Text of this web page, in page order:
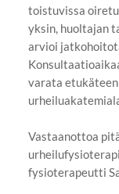
toistuvissa
yksin, huoltajan
arvioi
varata etukäteen
Vastaanottoa
fysioterapeutti